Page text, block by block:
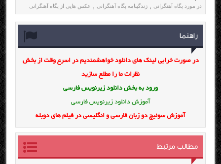
در مورد پگاه آهنگرانی , زندگینامه پگاه آهنگرانی , عکس هایی از پگاه آهنگرانی
راهنما
در صورت خرابی لینک های دانلود خواهشمندیم در اسرع وقت از بخش
نظرات ما را مطلع سازید
ورود به بخش دانلود زیرنویس فارسی
آموزش دانلود زیرنویس فارسی
آموزش سوئیچ دو زبان فارسی و انگلیسی در فیلم های دوبله
مطالب مرتبط